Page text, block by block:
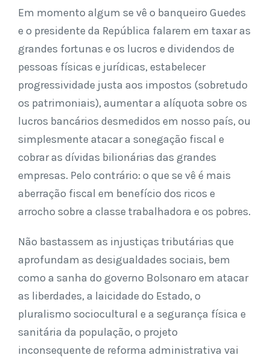
Em momento algum se vê o banqueiro Guedes
e o presidente da República falarem em taxar as
grandes fortunas e os lucros e dividendos de
pessoas físicas e jurídicas, estabelecer
progressividade justa aos impostos (sobretudo
os patrimoniais), aumentar a alíquota sobre os
lucros bancários desmedidos em nosso país, ou
simplesmente atacar a sonegação fiscal e
cobrar as dívidas bilionárias das grandes
empresas. Pelo contrário: o que se vê é mais
aberração fiscal em benefício dos ricos e
arrocho sobre a classe trabalhadora e os pobres.
Não bastassem as injustiças tributárias que
aprofundam as desigualdades sociais, bem
como a sanha do governo Bolsonaro em atacar
as liberdades, a laicidade do Estado, o
pluralismo sociocultural e a segurança física e
sanitária da população, o projeto
inconsequente de reforma administrativa vai